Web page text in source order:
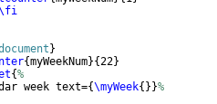
}
{myWeekNum}{22}
{%
week text=
{\myWeek{ }}%